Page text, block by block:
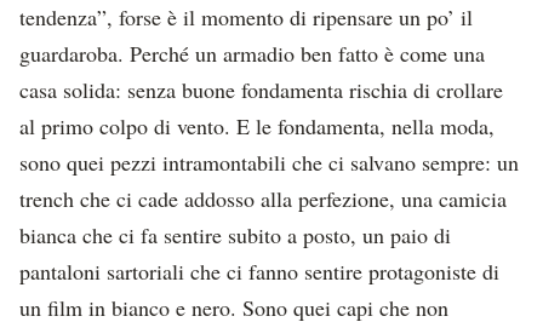
tendenza”, forse è il momento di ripensare un po’ il
guardaroba. Perché un armadio ben fatto è come una
casa solida: senza buone fondamenta rischia di crollare
al primo colpo di vento. E le fondamenta, nella moda,
sono quei pezzi intramontabili che ci salvano sempre: un
trench che ci cade addosso alla perfezione, una camicia
bianca che ci fa sentire subito a posto, un paio di
pantaloni sartoriali che ci fanno sentire protagoniste di
un film in bianco e nero. Sono quei capi che non